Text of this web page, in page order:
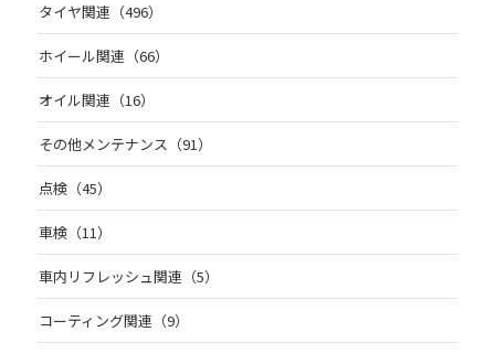
タイヤ関連（496）
ホイール関連（66）
オイル関連（16）
その他メンテナンス（91）
点検（45）
車検（11）
車内リフレッシュ関連（5）
コーティング関連（9）